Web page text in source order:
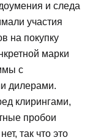
и следа
участия
на покупку
марки
с
дилерами.
клирингами,
пробои
так что это